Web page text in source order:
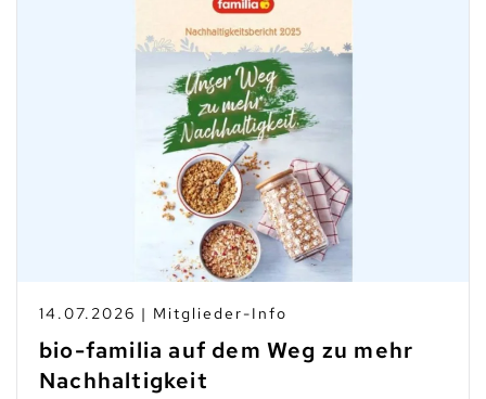
14.07.2026 | Mitglieder-Info
bio-familia auf dem Weg zu mehr
Nachhaltigkeit